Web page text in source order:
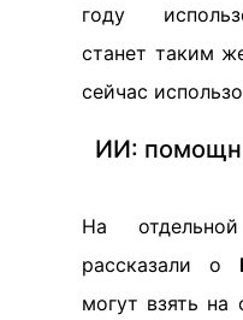
году
станет таким
сейчас
ИИ:
На
рассказали о
могут взять на